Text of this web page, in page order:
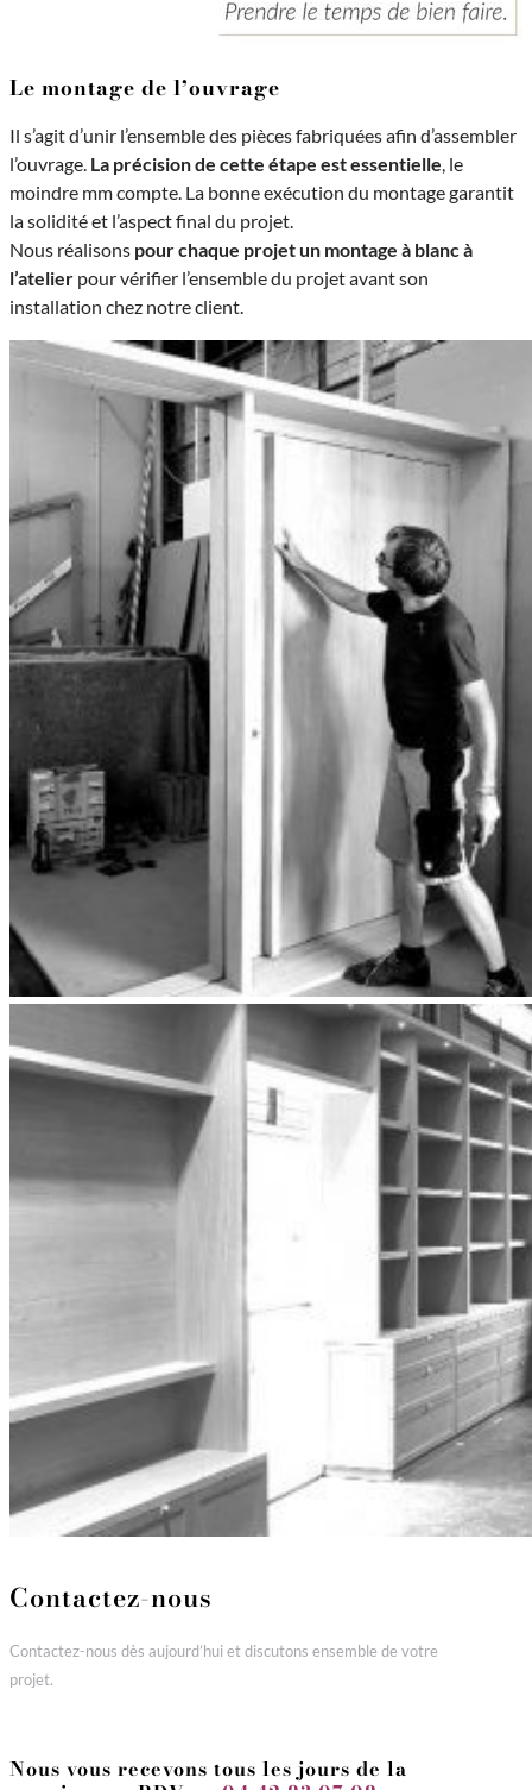
Le montage de l’ouvrage
Il s’agit d’unir l’ensemble des pièces fabriquées afin d’assembler
l’ouvrage. La précision de cette étape est essentielle, le
moindre mm compte. La bonne exécution du montage garantit
la solidité et l’aspect final du projet.
Nous réalisons pour chaque projet un montage à blanc à
l’atelier pour vérifier l’ensemble du projet avant son
installation chez notre client.
Contactez-nous
Contactez-nous dès aujourd’hui et discutons ensemble de votre
projet.
Nous vous recevons tous les jours de la